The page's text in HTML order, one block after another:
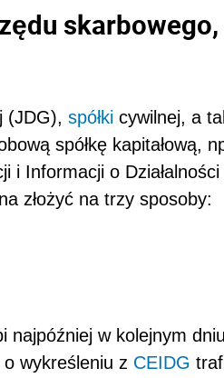
skarbowego,
(JDG), spółki cywilnej, a
spółkę kapitałową,
i Informacji o Działalności
złożyć na trzy sposoby:
najpóźniej w kolejnym dniu
wykreśleniu z CEIDG